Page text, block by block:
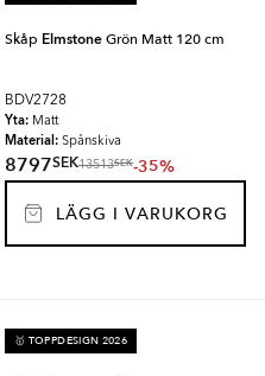
Skåp ElmstoneGrön Matt 120 cm
BDV2728
Yta: Matt
Material: Spånskiva
8797SEK13513SEK-35%
LÄGG I VARUKORG
🥇 TOPPDESIGN 2026